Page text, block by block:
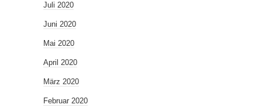
Juli 2020
Juni 2020
Mai 2020
April 2020
März 2020
Februar 2020